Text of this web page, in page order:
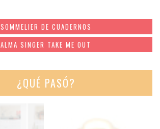
SOMMELIER DE CUADERNOS
ALMA SINGER TAKE ME OUT
¿QUÉ PASÓ?